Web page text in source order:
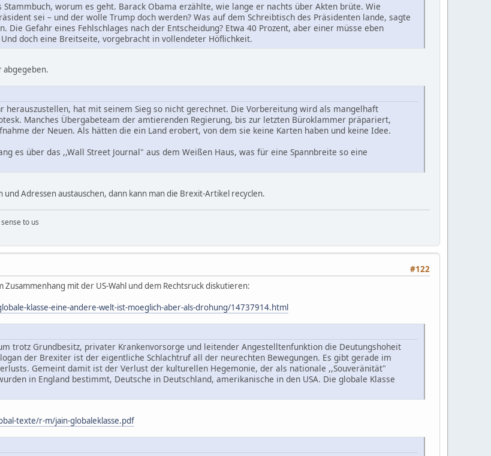
worum es geht. Barack Obama erzählte, wie lange er nachts über Akten brüte. Wie
sei – und der wolle Trump doch werden? Was auf dem Schreibtisch des Präsidenten lande, sagte
Die Gefahr eines Fehlschlages nach der Entscheidung? Etwa 40 Prozent, aber einer müsse eben
doch eine Breitseite, vorgebracht in vollendeter Höflichkeit.
abgegeben.
herauszustellen, hat mit seinem Sieg so nicht gerechnet. Die Vorbereitung wird als mangelhaft
Manches Übergabeteam der amtierenden Regierung, bis zur letzten Büroklammer präpariert,
der Neuen. Als hätten die ein Land erobert, von dem sie keine Karten haben und keine Idee.
es über das ,,Wall Street Journal" aus dem Weißen Haus, was für eine Spannbreite so eine
und Adressen austauschen, dann kann man die Brexit-Artikel recyclen.
to us
#122
mit der US-Wahl und dem Rechtsruck diskutieren:
klasse-eine-andere-welt-ist-moeglich-aber-als-drohung/14737914.html
trotz Grundbesitz, privater Krankenvorsorge und leitender Angestelltenfunktion die Deutungshoheit
der Brexiter ist der eigentliche Schlachtruf all der neurechten Bewegungen. Es gibt gerade im
Gemeint damit ist der Verlust der kulturellen Hegemonie, der als nationale ,,Souveränität"
in England bestimmt, Deutsche in Deutschland, amerikanische in den USA. Die globale Klasse
texte/r-m/jain-globaleklasse.pdf